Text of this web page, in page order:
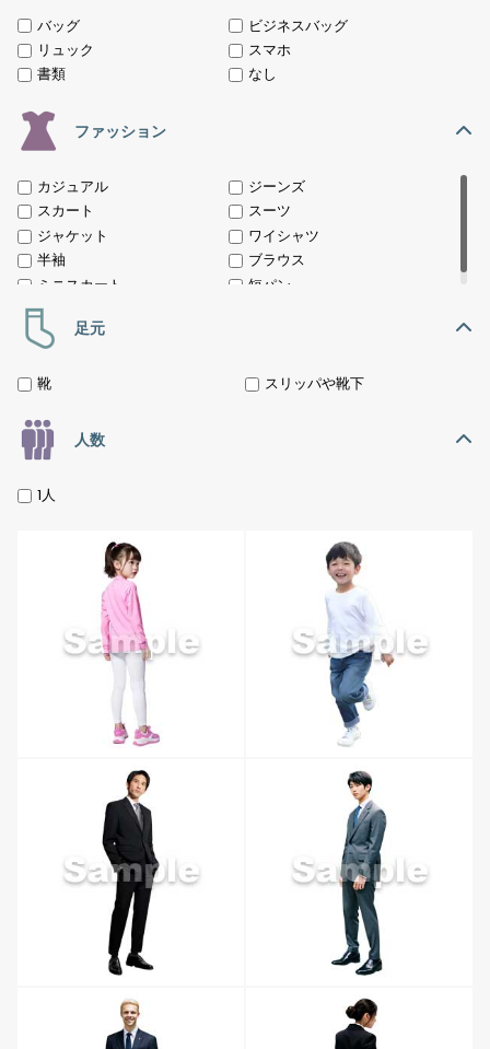
バッグ
ビジネスバッグ
リュック
スマホ
書類
なし
ファッション
カジュアル
ジーンズ
スカート
スーツ
ジャケット
ワイシャツ
半袖
ブラウス
ミニスカート
短パン
足元
靴 スリッパや靴下
人数
1人